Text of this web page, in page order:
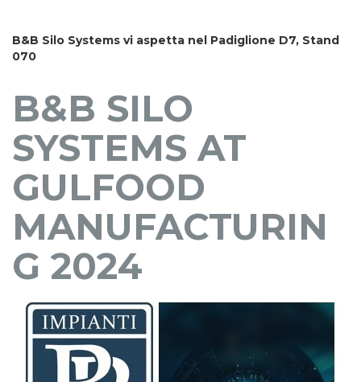
B&B Silo Systems vi aspetta nel Padiglione D7, Stand
070
B&B SILO
SYSTEMS AT
GULFOOD
MANUFACTURIN
G 2024